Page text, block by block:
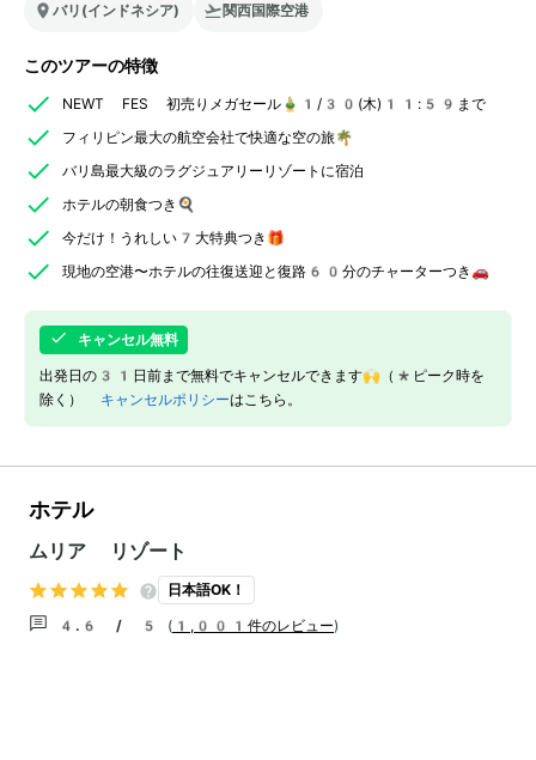
バリ(インドネシア)
関西国際空港
このツアーの特徴
NEWT FES 初売りメガセール🎍1/30(木)11:59まで
フィリピン最大の航空会社で快適な空の旅🌴
バリ島最大級のラグジュアリーリゾートに宿泊
ホテルの朝食つき🍳
今だけ！うれしい7大特典つき🎁
現地の空港〜ホテルの往復送迎と復路60分のチャーターつき🚗
キャンセル無料
出発日の31日前まで無料でキャンセルできます🙌（*ピーク時を
除く） キャンセルポリシーはこちら。
ホテル
ムリア リゾート
日本語OK！
4.6 / 5 ( 1,001件のレビュー)